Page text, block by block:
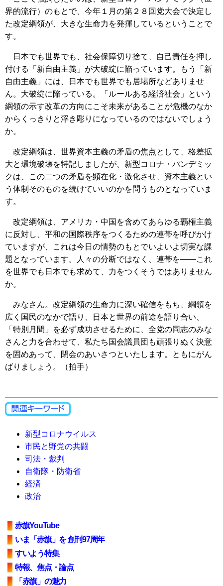
界的流行）のもとで、今年１月の第２８回党大会で決定し
た改定綱領が、大きな生命力を発揮しているということで
す。
日本でも世界でも、社会保障切り捨て、自己責任を押し
付ける「新自由主義」が大破綻に陥っています。もう「新
自由主義」には、日本でも世界でも居場所などありませ
ん。大破綻に陥っている。「ルールある経済社会」という
綱領の示す改革の方向にこそ未来があることが危機のなか
からくっきりと浮き彫りになっているのではないでしょう
か。
改定綱領は、世界資本主義の矛盾の焦点として、格差拡
大と環境破壊を特記しましたが、新型コロナ・パンデミッ
クは、この二つの矛盾を顕在化・激化させ、資本主義とい
う体制そのものを続けていいのかを問うものとなっていま
す。
改定綱領は、アメリカ・中国を含めてあらゆる覇権主義
に反対し、平和の国際秩序をつくるための連帯を呼びかけ
ていますが、これは今日の情勢のもとでいよいよ切実な課
題となっています。人々の分断ではなく、連帯を――これ
を世界でも日本でも求めて、力をつくそうではありません
か。
みなさん。改定綱領の生命力に深い確信をもち、綱領を
広く国民のなかで語り、日本と世界の前途を語り合い、
「特別月間」を必ず成功させるために、全党の同志のみな
さんと力を合わせて、私たち国会議員団も頑張りぬく決意
を固めあって、閉会のあいさつといたします。ともにがん
ばりましょう。（拍手）
新型コロナウイルス
市民と野党の共闘
司法・裁判
自衛隊・防衛省
経済
政治
赤旗YouTube
いま「赤旗」を 創刊97周年
すいよう特集
特報、焦点・論点
「赤旗」の魅力